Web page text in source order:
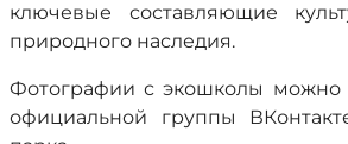
ключевые составляющие
природного наследия.
Фотографии с экошколы можно
официальной группы